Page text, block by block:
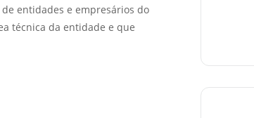
entidades e empresários do
técnica da entidade e que